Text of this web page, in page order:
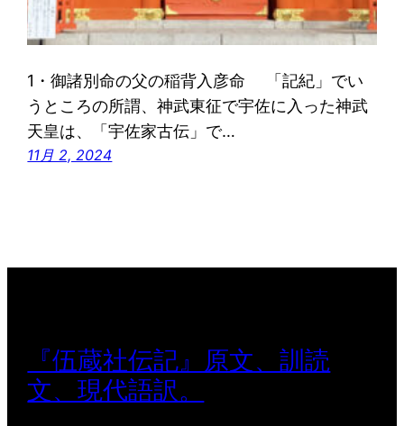
1・御諸別命の父の稲背入彦命 「記紀」でい
うところの所謂、神武東征で宇佐に入った神武
天皇は、「宇佐家古伝」で…
11月 2, 2024
『伍蔵社伝記』原文、訓読
文、現代語訳。